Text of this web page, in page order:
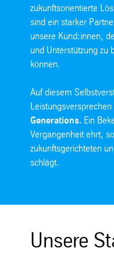
zukunftsorientierte
sind ein starker
unsere Kund:innen,
und Unterstützung zu
können.
Auf diesem
Leistungsversprechen
Generations. Ein
Vergangenheit ehrt,
zukunftsgerichteten
schlägt.
Unsere